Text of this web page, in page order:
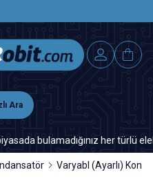
Ara
bulamadığınız her türlü
Varyabl (Ayarlı)